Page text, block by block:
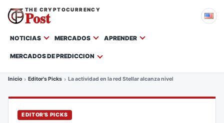
THE CRYPTOCURRENCY
Post
NOTICIAS MERCADOS APRENDER
MERCADOS DE PREDICCION
Inicio Editor's Picks La actividad en la red Stellar alcanza niveles récord mientras
EDITOR'S PICKS